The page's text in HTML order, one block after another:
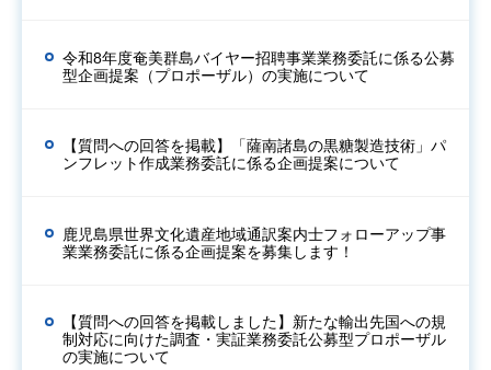
令和8年度奄美群島バイヤー招聘事業業務委託に係る公募
型企画提案（プロポーザル）の実施について
【質問への回答を掲載】「薩南諸島の黒糖製造技術」パ
ンフレット作成業務委託に係る企画提案について
鹿児島県世界文化遺産地域通訳案内士フォローアップ事
業業務委託に係る企画提案を募集します！
【質問への回答を掲載しました】新たな輸出先国への規
制対応に向けた調査・実証業務委託公募型プロポーザル
の実施について